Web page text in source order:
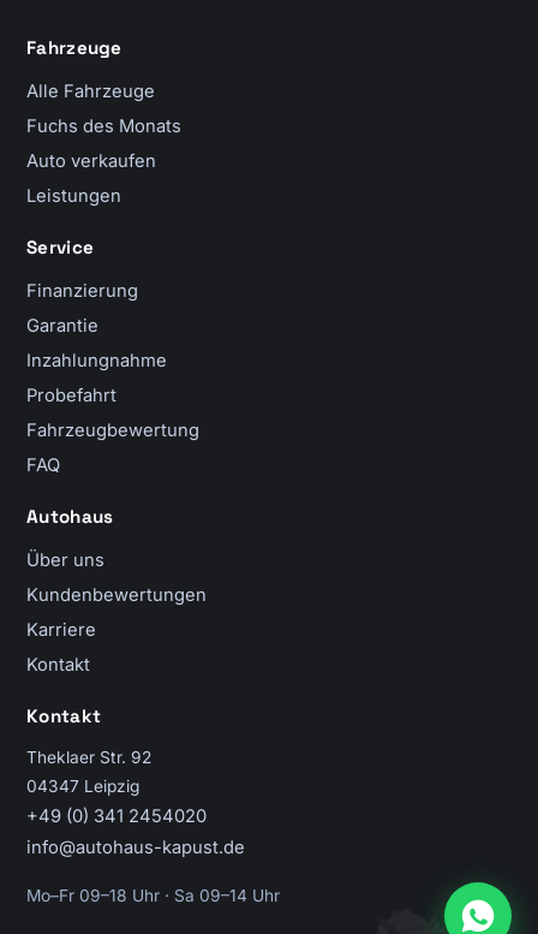
Fahrzeuge
Alle Fahrzeuge
Fuchs des Monats
Auto verkaufen
Leistungen
Service
Finanzierung
Garantie
Inzahlungnahme
Probefahrt
Fahrzeugbewertung
FAQ
Autohaus
Über uns
Kundenbewertungen
Karriere
Kontakt
Kontakt
Theklaer Str. 92
04347 Leipzig
+49 (0) 341 2454020
info@autohaus-kapust.de
Mo–Fr 09–18 Uhr · Sa 09–14 Uhr